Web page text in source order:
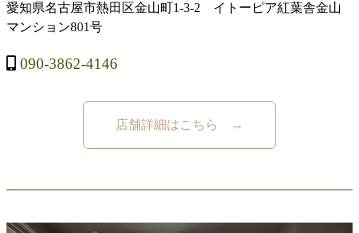
愛知県名古屋市熱田区金山町1-3-2 イトーピア紅葉舎金山
マンション801号
090-3862-4146
店舗詳細はこちら →